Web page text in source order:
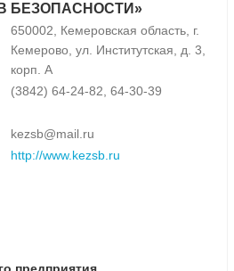
БЕЗОПАСНОСТИ»
650002, Кемеровская область, г.
Кемерово, ул. Институтская, д. 3,
корп. А
(3842) 64-24-82, 64-30-39
kezsb@mail.ru
http://www.kezsb.ru